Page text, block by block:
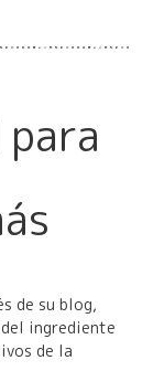
de su blog,
ingrediente
de la